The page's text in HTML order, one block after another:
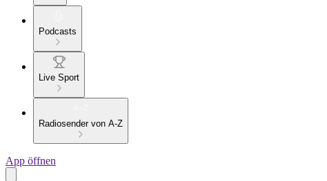
Podcasts
Live Sport
Radiosender von A-Z
App öffnen